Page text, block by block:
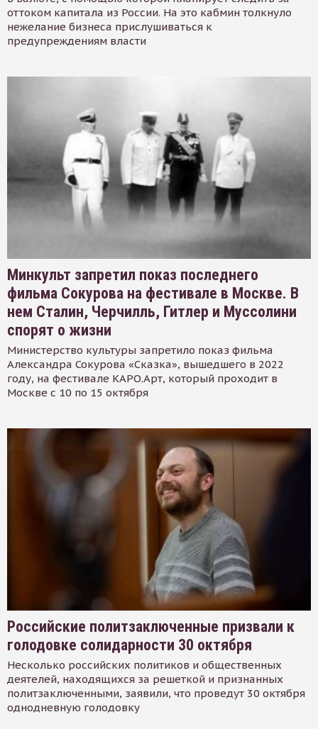
оттоком капитала из России. На это кабмин толкнуло
нежелание бизнеса прислушиваться к
предупреждениям власти
Минкульт запретил показ последнего
фильма Сокурова на фестивале в Москве. В
нем Сталин, Черчилль, Гитлер и Муссолини
спорят о жизни
Министерство культуры запретило показ фильма
Александра Сокурова «Сказка», вышедшего в 2022
году, на фестивале КАРО.Арт, который проходит в
Москве с 10 по 15 октября
Российские политзаключенные призвали к
голодовке солидарности 30 октября
Несколько российских политиков и общественных
деятелей, находящихся за решеткой и признанных
политзаключенными, заявили, что проведут 30 октября
однодневную голодовку